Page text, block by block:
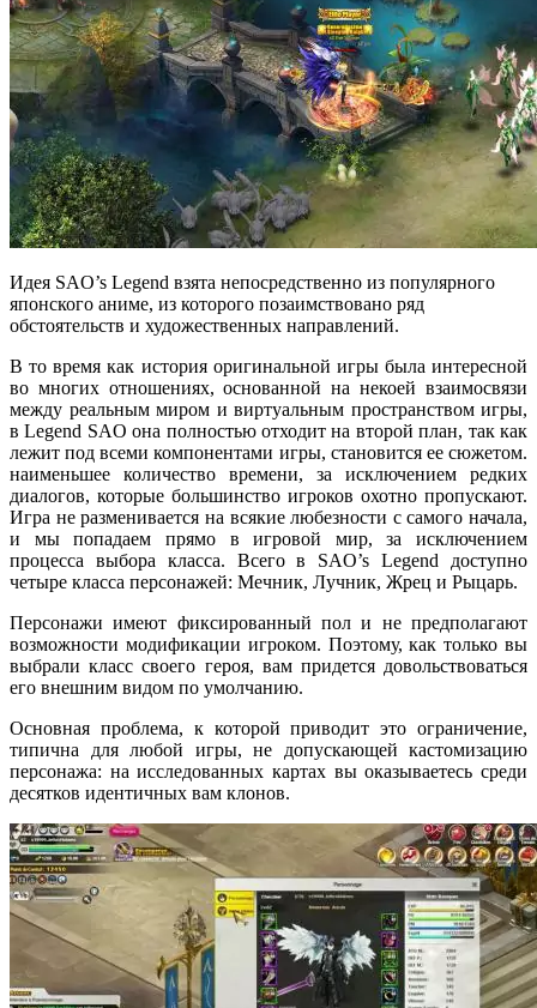
Идея SAO’s Legend взята непосредственно из популярного
японского аниме, из которого позаимствовано ряд
обстоятельств и художественных направлений.
В то время как история оригинальной игры была интересной
во многих отношениях, основанной на некоей взаимосвязи
между реальным миром и виртуальным пространством игры,
в Legend SAO она полностью отходит на второй план, так как
лежит под всеми компонентами игры, становится ее сюжетом.
наименьшее количество времени, за исключением редких
диалогов, которые большинство игроков охотно пропускают.
Игра не разменивается на всякие любезности с самого начала,
и мы попадаем прямо в игровой мир, за исключением
процесса выбора класса. Всего в SAO’s Legend доступно
четыре класса персонажей: Мечник, Лучник, Жрец и Рыцарь.
Персонажи имеют фиксированный пол и не предполагают
возможности модификации игроком. Поэтому, как только вы
выбрали класс своего героя, вам придется довольствоваться
его внешним видом по умолчанию.
Основная проблема, к которой приводит это ограничение,
типична для любой игры, не допускающей кастомизацию
персонажа: на исследованных картах вы оказываетесь среди
десятков идентичных вам клонов.